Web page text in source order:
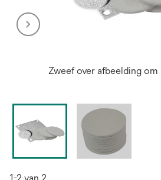
Zweef over afbeelding